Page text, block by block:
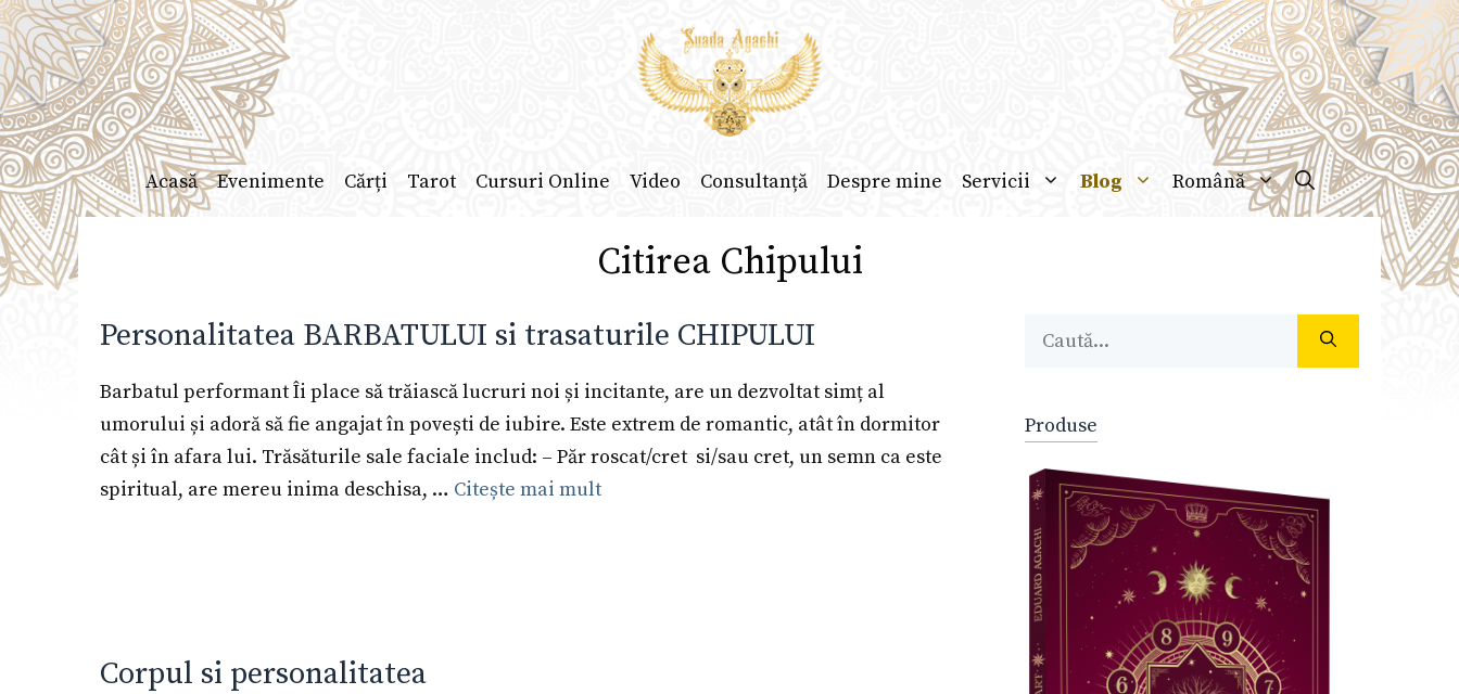
Sari
la
conținut
Acasă Evenimente Cărți Tarot Cursuri Online Video Consultanță Despre mine Servicii Blog Română
Citirea Chipului
Personalitatea BARBATULUI si trasaturile CHIPULUI
Barbatul performant Îi place să trăiască lucruri noi și incitante, are un dezvoltat simț al
umorului și adoră să fie angajat în povești de iubire. Este extrem de romantic, atât în dormitor
cât și în afara lui. Trăsăturile sale faciale includ: – Păr roscat/cret si/sau cret, un semn ca este
spiritual, are mereu inima deschisa, … Citește mai mult
Corpul si personalitatea
Caută
Produse